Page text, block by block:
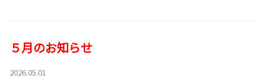
５月のお知らせ
2026.05.01